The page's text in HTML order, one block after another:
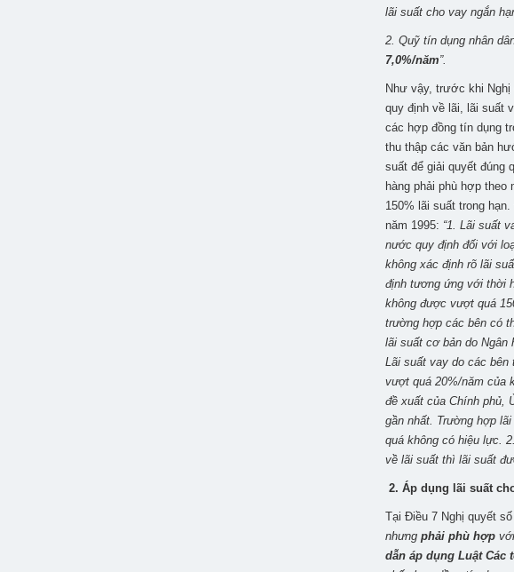
lãi suất cho vay ngắn
2. Quỹ tín dụng nhân
7,0%/năm”.
Như vậy, trước khi Nghị
quy định về lãi, lãi suất
các hợp đồng tín dụng
thu thập các văn bản
suất để giải quyết đúng
hàng phải phù hợp
150% lãi suất trong
năm 1995: “1. Lãi suất
nước quy định đối với
không xác định rõ lãi
định tương ứng với thời
không được vượt quá
trường hợp các bên có
lãi suất cơ bản do Ngân
Lãi suất vay do các bên
vượt quá 20%/năm của
đề xuất của Chính phủ,
gần nhất. Trường hợp
quá không có hiệu lực.
về lãi suất thì lãi suất
2. Áp dụng lãi suất
Tại Điều 7 Nghị quyết
nhưng phải phù hợp
dẫn áp dụng Luật